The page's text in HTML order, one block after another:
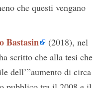
che questi vengano
Bastasin
(2018), nel
scritto che alla tesi che
dell’”aumento di circa